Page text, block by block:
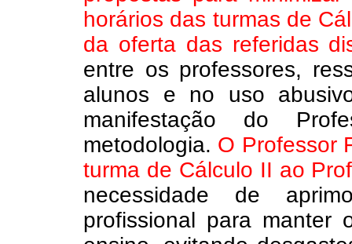
horários das turmas de
da oferta das referidas
entre os professores,
alunos e no uso
manifestação do
metodologia. O Professor
turma de Cálculo II ao
necessidade de
profissional para